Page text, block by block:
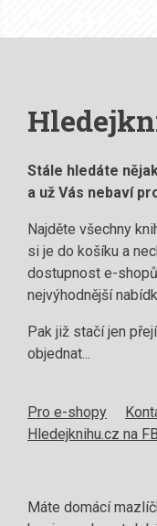
Stále hledáte
a už Vás nebaví
Najděte všechny
si je do košíku a
dostupnost e-
nejvýhodnější
Pak již stačí jen
objednat...
Pro e-shopy
Hledejknihu.cz na FB
Máte domácí